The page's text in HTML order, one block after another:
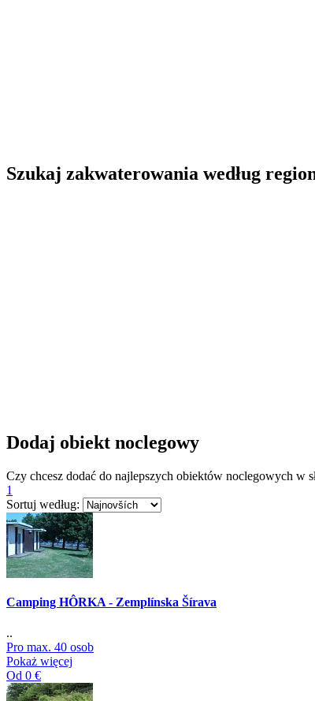
Szukaj zakwaterowania według
Dodaj obiekt noclegowy
Czy chcesz dodać do najlepszych obiektów noclegowych w
1
Sortuj według:
Camping HÔRKA - Zemplínska Šírava
..
Pro max. 40 osob
Pokaż więcej
Od 0 €